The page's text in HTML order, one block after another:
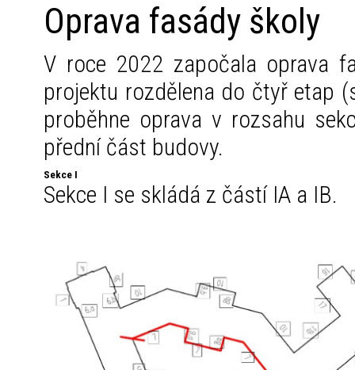
Oprava fasády školy
V roce 2022 započala oprava
projektu rozdělena do čtyř etap
proběhne oprava v rozsahu
přední část budovy.
Sekce I
Sekce I se skládá z částí IA a IB.